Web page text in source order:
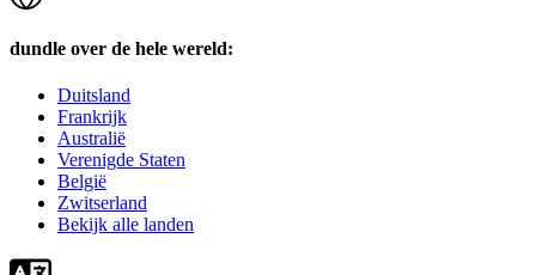
dundle over de hele wereld:
Duitsland
Frankrijk
Australië
Verenigde Staten
België
Zwitserland
Bekijk alle landen